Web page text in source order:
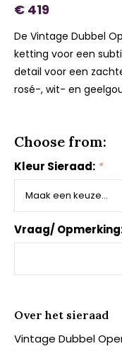
€ 419
De Vintage Dubbel
ketting voor een
detail voor een
rosé-, wit- en
Choose from:
Kleur Sieraad: *
Vraag/
Over het sieraad
Vintage Dubbel